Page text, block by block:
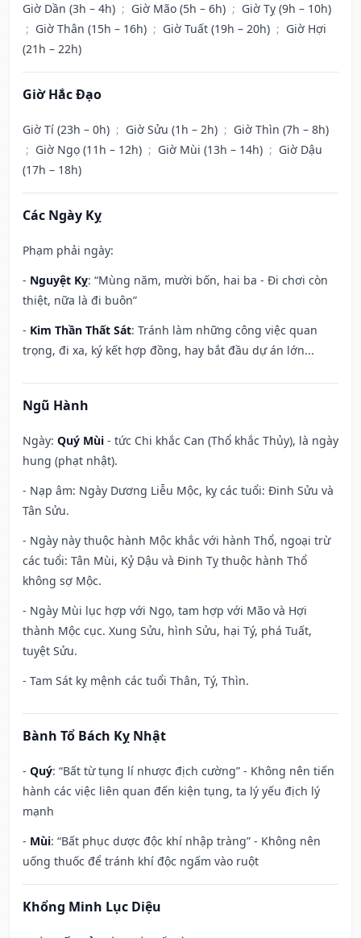
Giờ Dần (3h – 4h) ; Giờ Mão (5h – 6h) ; Giờ Tỵ (9h – 10h)
; Giờ Thân (15h – 16h) ; Giờ Tuất (19h – 20h) ; Giờ Hợi
(21h – 22h)
Giờ Hắc Đạo
Giờ Tí (23h – 0h) ; Giờ Sửu (1h – 2h) ; Giờ Thìn (7h – 8h)
; Giờ Ngọ (11h – 12h) ; Giờ Mùi (13h – 14h) ; Giờ Dậu
(17h – 18h)
Các Ngày Kỵ
Phạm phải ngày:
- Nguyệt Kỵ: “Mùng năm, mười bốn, hai ba - Đi chơi còn
thiệt, nữa là đi buôn”
- Kim Thần Thất Sát: Tránh làm những công việc quan
trọng, đi xa, ký kết hợp đồng, hay bắt đầu dự án lớn...
Ngũ Hành
Ngày: Quý Mùi - tức Chi khắc Can (Thổ khắc Thủy), là ngày
hung (phạt nhật).
- Nạp âm: Ngày Dương Liễu Mộc, kỵ các tuổi: Đinh Sửu và
Tân Sửu.
- Ngày này thuộc hành Mộc khắc với hành Thổ, ngoại trừ
các tuổi: Tân Mùi, Kỷ Dậu và Đinh Tỵ thuộc hành Thổ
không sợ Mộc.
- Ngày Mùi lục hợp với Ngọ, tam hợp với Mão và Hợi
thành Mộc cục. Xung Sửu, hình Sửu, hại Tý, phá Tuất,
tuyệt Sửu.
- Tam Sát kỵ mệnh các tuổi Thân, Tý, Thìn.
Bành Tổ Bách Kỵ Nhật
- Quý: “Bất từ tụng lí nhược địch cường” - Không nên tiến
hành các việc liên quan đến kiện tụng, ta lý yếu địch lý
mạnh
- Mùi: “Bất phục dược độc khí nhập tràng” - Không nên
uống thuốc để tránh khí độc ngấm vào ruột
Khổng Minh Lục Diệu